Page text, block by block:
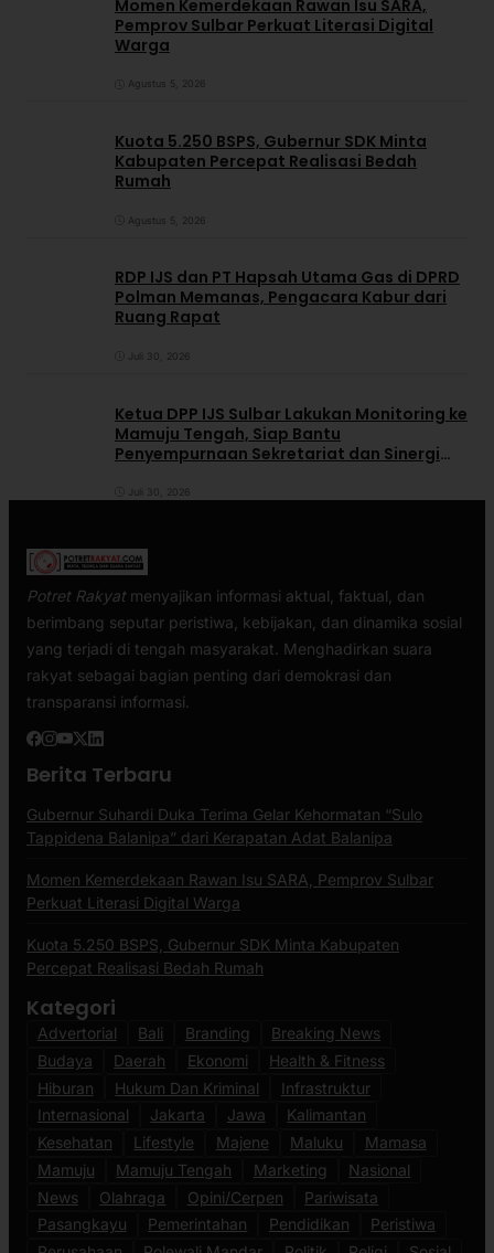
Momen Kemerdekaan Rawan Isu SARA,
Pemprov Sulbar Perkuat Literasi Digital
Warga
Agustus 5, 2026
Kuota 5.250 BSPS, Gubernur SDK Minta
Kabupaten Percepat Realisasi Bedah
Rumah
Agustus 5, 2026
RDP IJS dan PT Hapsah Utama Gas di DPRD
Polman Memanas, Pengacara Kabur dari
Ruang Rapat
Juli 30, 2026
Ketua DPP IJS Sulbar Lakukan Monitoring ke
Mamuju Tengah, Siap Bantu
Penyempurnaan Sekretariat dan Sinergi
Juli 30, 2026
Potret Rakyatmenyajikan informasi aktual, faktual, dan
berimbang seputar peristiwa, kebijakan, dan dinamika sosial
yang terjadi di tengah masyarakat. Menghadirkan suara
rakyat sebagai bagian penting dari demokrasi dan
transparansi informasi.
Berita Terbaru
Gubernur Suhardi Duka Terima Gelar Kehormatan “Sulo
Tappidena Balanipa” dari Kerapatan Adat Balanipa
Momen Kemerdekaan Rawan Isu SARA, Pemprov Sulbar
Perkuat Literasi Digital Warga
Kuota 5.250 BSPS, Gubernur SDK Minta Kabupaten
Percepat Realisasi Bedah Rumah
Kategori
Advertorial Bali Branding
Breaking News
Budaya
Daerah Ekonomi
Health & Fitness
Hiburan
Hukum Dan Kriminal
Infrastruktur
Internasional
Jakarta Jawa
Kalimantan
Kesehatan
Lifestyle Majene Maluku
Mamasa
Mamuju
Mamuju Tengah Marketing
Nasional
News
Olahraga Opini/Cerpen
Pariwisata
Pasangkayu
Pemerintahan Pendidikan
Peristiwa